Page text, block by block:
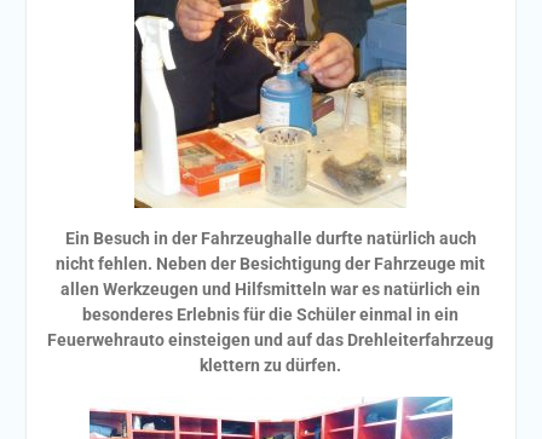
Ein Besuch in der Fahrzeughalle durfte natürlich auch
nicht fehlen. Neben der Besichtigung der Fahrzeuge mit
allen Werkzeugen und Hilfsmitteln war es natürlich ein
besonderes Erlebnis für die Schüler einmal in ein
Feuerwehrauto einsteigen und auf das Drehleiterfahrzeug
klettern zu dürfen.